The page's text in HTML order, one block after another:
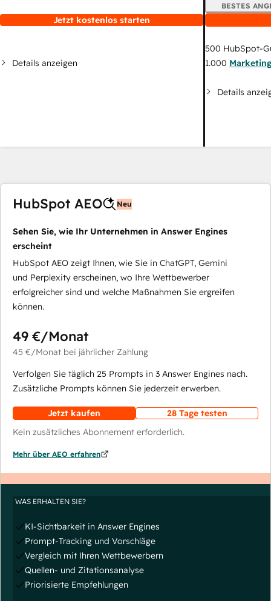
Jetzt kostenlos starten
Details anzeigen
BESTES
500 HubSpot-
1.000
Details
HubSpot AEO Neu
Sehen Sie, wie Ihr Unternehmen in Answer Engines
erscheint
HubSpot AEO zeigt Ihnen, wie Sie in ChatGPT, Gemini
und Perplexity erscheinen, wo Ihre Wettbewerber
erfolgreicher sind und welche Maßnahmen Sie ergreifen
können.
49 €/Monat
45 €/Monat bei jährlicher Zahlung
Verfolgen Sie täglich 25 Prompts in 3 Answer Engines nach.
Zusätzliche Prompts können Sie jederzeit erwerben.
Jetzt kaufen
28 Tage testen
Kein zusätzliches Abonnement erforderlich.
Mehr über AEO erfahren
WAS ERHALTEN SIE?
KI-Sichtbarkeit in Answer Engines
Prompt-Tracking und Vorschläge
Vergleich mit Ihren Wettbewerbern
Quellen- und Zitationsanalyse
Priorisierte Empfehlungen